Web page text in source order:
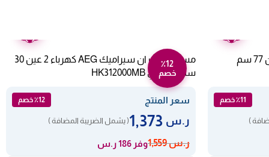
مسطح كهرباء بلت ان ماجيك لاين 77 سم
٪11 خصم
)
٪12
خصم
مسطح بلت ان سيراميك AEG كهرباء 2 عين 30
سم – إيطالي HK312000MB
سعر المنتج ٪12 خصم
ر.س ( يشمل الضريبة المضافة )
ر.س1,559 وفر 186 ر.س